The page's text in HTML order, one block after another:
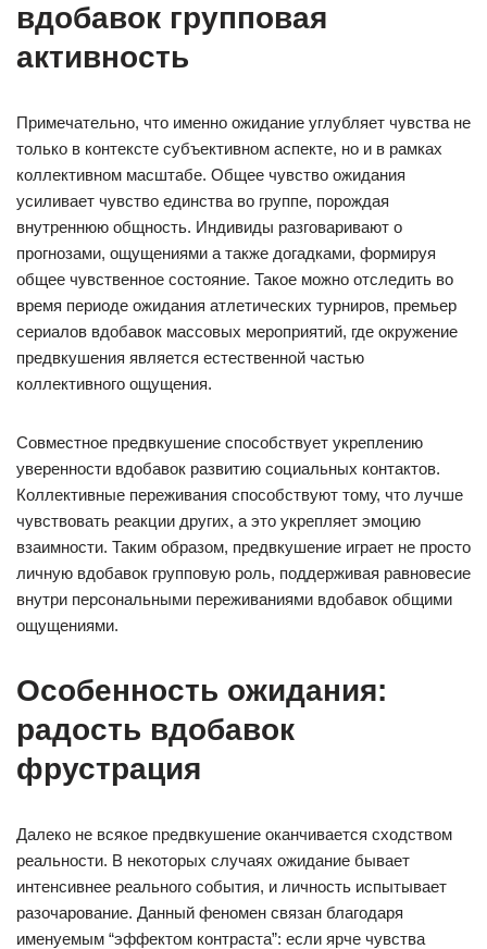
вдобавок групповая
активность
Примечательно, что именно ожидание углубляет чувства не
только в контексте субъективном аспекте, но и в рамках
коллективном масштабе. Общее чувство ожидания
усиливает чувство единства во группе, порождая
внутреннюю общность. Индивиды разговаривают о
прогнозами, ощущениями а также догадками, формируя
общее чувственное состояние. Такое можно отследить во
время периоде ожидания атлетических турниров, премьер
сериалов вдобавок массовых мероприятий, где окружение
предвкушения является естественной частью
коллективного ощущения.
Совместное предвкушение способствует укреплению
уверенности вдобавок развитию социальных контактов.
Коллективные переживания способствуют тому, что лучше
чувствовать реакции других, а это укрепляет эмоцию
взаимности. Таким образом, предвкушение играет не просто
личную вдобавок групповую роль, поддерживая равновесие
внутри персональными переживаниями вдобавок общими
ощущениями.
Особенность ожидания:
радость вдобавок
фрустрация
Далеко не всякое предвкушение оканчивается сходством
реальности. В некоторых случаях ожидание бывает
интенсивнее реального события, и личность испытывает
разочарование. Данный феномен связан благодаря
именуемым “эффектом контраста”: если ярче чувства